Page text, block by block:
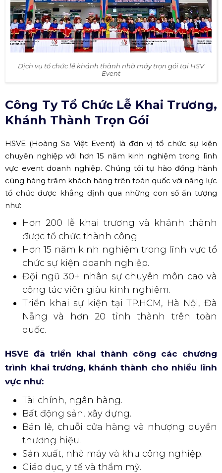
Dịch vụ tổ chức lễ khánh thành nhà máy trọn gói tại HSV
Event
Công Ty Tổ Chức Lễ Khai Trương,
Khánh Thành Trọn Gói
HSVE (Hoàng Sa Việt Event) là đơn vị tổ chức sự kiện
chuyên nghiệp với hơn 15 năm kinh nghiệm trong lĩnh
vực event doanh nghiệp. Chúng tôi tự hào đồng hành
cùng hàng trăm khách hàng trên toàn quốc với năng lực
tổ chức được khẳng định qua những con số ấn tượng
như:
Hơn 200 lễ khai trương và khánh thành
được tổ chức thành công.
Hơn 15 năm kinh nghiệm trong lĩnh vực tổ
chức sự kiện doanh nghiệp.
Đội ngũ 30+ nhân sự chuyên môn cao và
cộng tác viên giàu kinh nghiệm.
Triển khai sự kiện tại TP.HCM, Hà Nội, Đà
Nẵng và hơn 20 tỉnh thành trên toàn
quốc.
HSVE đã triển khai thành công các chương
trình khai trương, khánh thành cho nhiều lĩnh
vực như:
Tài chính, ngân hàng.
Bất động sản, xây dựng.
Bán lẻ, chuỗi cửa hàng và nhượng quyền
thương hiệu.
Sản xuất, nhà máy và khu công nghiệp.
Giáo dục, y tế và thẩm mỹ.